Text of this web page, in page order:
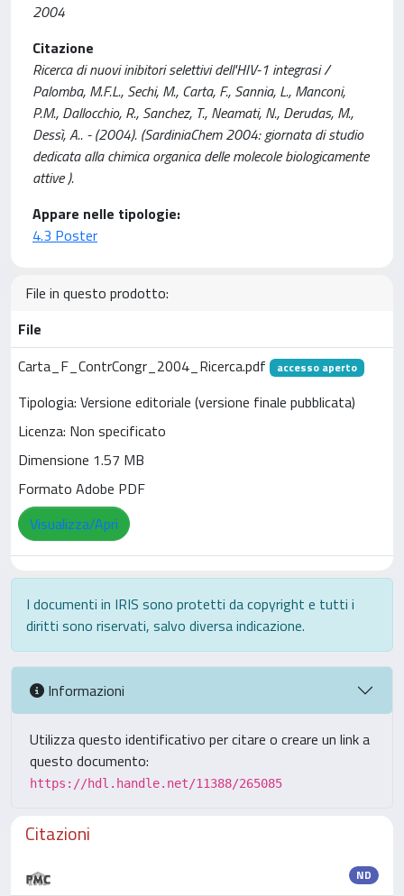
2004
Citazione
Ricerca di nuovi inibitori selettivi dell'HIV-1 integrasi /
Palomba, M.F.L., Sechi, M., Carta, F., Sannia, L., Manconi,
P.M., Dallocchio, R., Sanchez, T., Neamati, N., Derudas, M.,
Dessì, A.. - (2004). (SardiniaChem 2004: giornata di studio
dedicata alla chimica organica delle molecole biologicamente
attive ).
Appare nelle tipologie:
4.3 Poster
File in questo prodotto:
File
Carta_F_ContrCongr_2004_Ricerca.pdf
accesso aperto
Tipologia: Versione editoriale (versione finale pubblicata)
Licenza: Non specificato
Dimensione 1.57 MB
Formato Adobe PDF
Visualizza/Apri
I documenti in IRIS sono protetti da copyright e tutti i
diritti sono riservati, salvo diversa indicazione.
Informazioni
Utilizza questo identificativo per citare o creare un link a
questo documento:
https://hdl.handle.net/11388/265085
Citazioni
ND